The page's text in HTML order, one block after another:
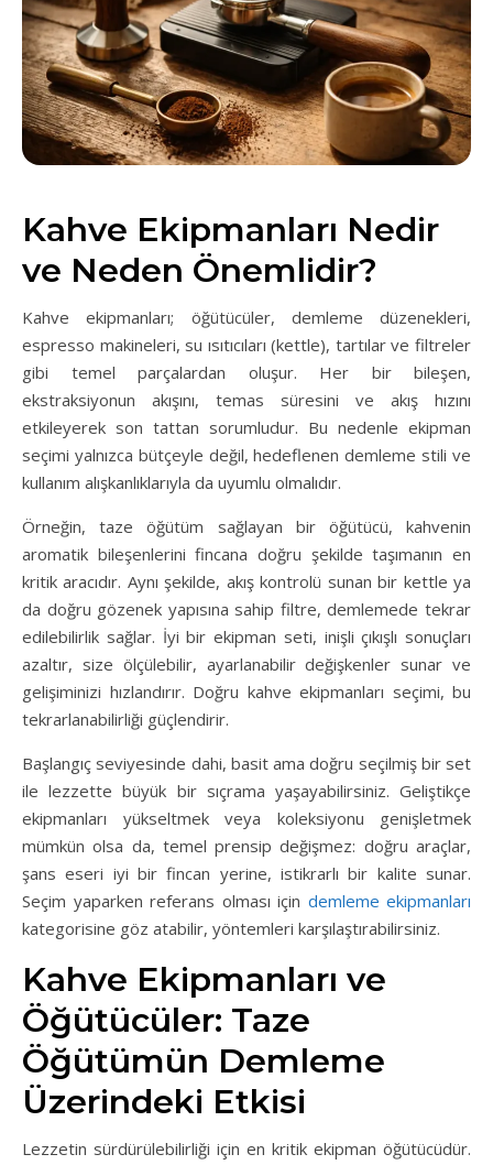
Kahve Ekipmanları Nedir
ve Neden Önemlidir?
Kahve ekipmanları; öğütücüler, demleme düzenekleri,
espresso makineleri, su ısıtıcıları (kettle), tartılar ve filtreler
gibi temel parçalardan oluşur. Her bir bileşen,
ekstraksiyonun akışını, temas süresini ve akış hızını
etkileyerek son tattan sorumludur. Bu nedenle ekipman
seçimi yalnızca bütçeyle değil, hedeflenen demleme stili ve
kullanım alışkanlıklarıyla da uyumlu olmalıdır.
Örneğin, taze öğütüm sağlayan bir öğütücü, kahvenin
aromatik bileşenlerini fincana doğru şekilde taşımanın en
kritik aracıdır. Aynı şekilde, akış kontrolü sunan bir kettle ya
da doğru gözenek yapısına sahip filtre, demlemede tekrar
edilebilirlik sağlar. İyi bir ekipman seti, inişli çıkışlı sonuçları
azaltır, size ölçülebilir, ayarlanabilir değişkenler sunar ve
gelişiminizi hızlandırır. Doğru kahve ekipmanları seçimi, bu
tekrarlanabilirliği güçlendirir.
Başlangıç seviyesinde dahi, basit ama doğru seçilmiş bir set
ile lezzette büyük bir sıçrama yaşayabilirsiniz. Geliştikçe
ekipmanları yükseltmek veya koleksiyonu genişletmek
mümkün olsa da, temel prensip değişmez: doğru araçlar,
şans eseri iyi bir fincan yerine, istikrarlı bir kalite sunar.
Seçim yaparken referans olması için demleme ekipmanları
kategorisine göz atabilir, yöntemleri karşılaştırabilirsiniz.
Kahve Ekipmanları ve
Öğütücüler: Taze
Öğütümün Demleme
Üzerindeki Etkisi
Lezzetin sürdürülebilirliği için en kritik ekipman öğütücüdür.